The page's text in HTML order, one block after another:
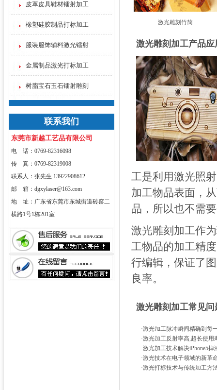
皮革皮具鞋材镭射加工
橡塑硅胶制品打标加工
服装服饰辅料激光镭射
金属制品激光打标加工
树脂宝石玉石镭射雕刻
联系我们
东莞市新越工艺品有限公司
电 话：0769-82316098
传 真：0769-82319008
联系人：张先生 13922908612
邮 箱：dgxylaser@163.com
地 址：广东省东莞市东城街道砖窑二
横路1号1栋201室
激光雕刻竹简
激光雕刻加工产品应
工是利用激光照
加工物品表面，
品，所以也不需
激光雕刻加工作
工物品的加工精
行编辑，保证了
良率。
激光雕刻加工常见问
·激光加工脉冲瞬间精确到每
·激光加工反射率高,超长使用
·激光加工技术解决iPhone5掉
·激光技术在电子领域的新革
·激光打标技术与传统加工方